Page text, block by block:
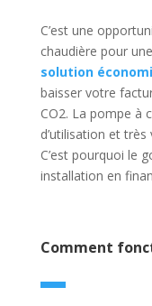
C’est une
chaudière pour une
solution
baisser votre
CO2. La pompe à
d’utilisation et
C’est pourquoi le
installation en
Comment